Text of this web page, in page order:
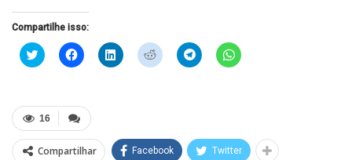
Compartilhe isso:
Clique
para
em
nova
janela)
Clique
para
em
nova
janela)
Clique
para
Clique
para
Clique
para
Clique
para
16
Compartilhar Facebook Twitter